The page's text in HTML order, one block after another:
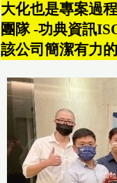
大化也是專案過
團隊 -功典資訊
該公司簡潔有力